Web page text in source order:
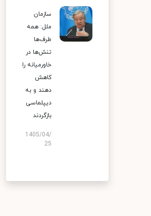
سازمان
ملل: همه
طرف‌ها
تنش‌ها در
خاورمیانه را
کاهش
دهند و به
دیپلماسی
بازگردند
1405/04/
25